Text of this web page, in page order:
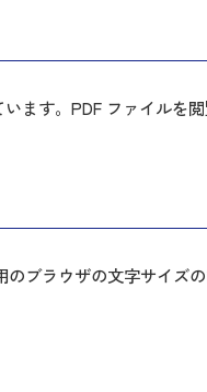
ます。PDF ファイルを
ブラウザの文字サイズの